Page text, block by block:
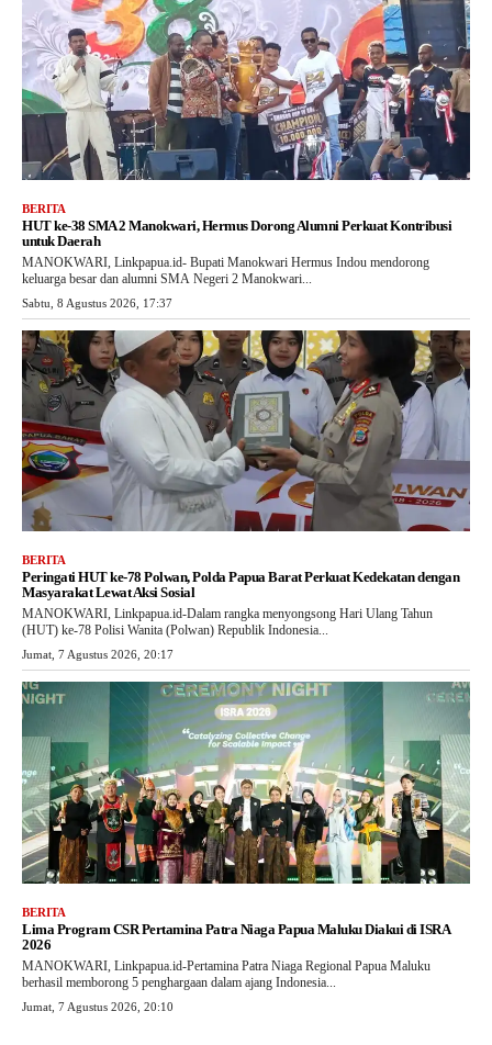
BERITA
HUT ke-38 SMA 2 Manokwari, Hermus Dorong Alumni Perkuat Kontribusi
untuk Daerah
MANOKWARI, Linkpapua.id- Bupati Manokwari Hermus Indou mendorong
keluarga besar dan alumni SMA Negeri 2 Manokwari...
Sabtu, 8 Agustus 2026, 17:37
BERITA
Peringati HUT ke-78 Polwan, Polda Papua Barat Perkuat Kedekatan dengan
Masyarakat Lewat Aksi Sosial
MANOKWARI, Linkpapua.id-Dalam rangka menyongsong Hari Ulang Tahun
(HUT) ke-78 Polisi Wanita (Polwan) Republik Indonesia...
Jumat, 7 Agustus 2026, 20:17
BERITA
Lima Program CSR Pertamina Patra Niaga Papua Maluku Diakui di ISRA
2026
MANOKWARI, Linkpapua.id-Pertamina Patra Niaga Regional Papua Maluku
berhasil memborong 5 penghargaan dalam ajang Indonesia...
Jumat, 7 Agustus 2026, 20:10